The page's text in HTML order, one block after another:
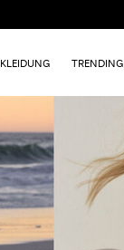
KLEIDUNG TRENDING